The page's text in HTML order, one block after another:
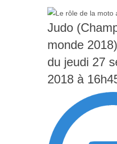
Judo
monde
du jeudi 27
2018 à